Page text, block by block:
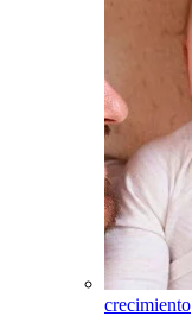
crecimiento